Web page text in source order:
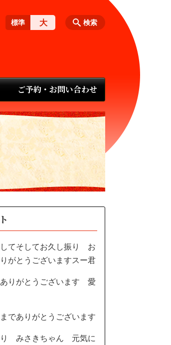
ご予約・お問い合わせ
検索
標準 大
てそしてお久し振り お
がとうございますスー君
りがとうございます 愛
でありがとうございます
り みさきちゃん 元気に